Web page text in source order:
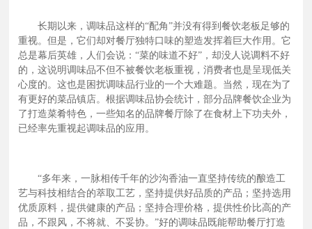
名的品牌餐厅除了在食材上下功夫外，已经率先重视起调味
品的应用。 “多年来，一脉相传千年的沙沟香油一直坚持传
统的酿造工艺与科技相结合的萃取工艺，坚持提供好品质的
产品；坚持选用优质原料，提供健康的产品；坚持合理价
格，提供性价比高的产品，不跟风，不将就、不妥协。”好
的调味品既能帮助餐厅打造独特的菜品和口味，形成差异化
竞争优势，又能保持出品稳定，重视调味品未来势必将成为
真正产生这样的需求？“因为被需要，所以存在”。菜点讲究
“色香味”，调料无疑起了相当关键的作用。中国餐饮业年营
业额已突破万亿大关，餐饮业年增长率在15％左右．其中调
长期以来，调味品这样的“配角”并没有得到餐饮老板足够的
重视。但是，它们却对餐厅独特口味的塑造发挥着巨大作用。它
总是幕后英雄，人们会说：“菜的味道不好”，却没人说调料不好
的，这说明调味品不但不被餐饮老板重视，消费者也是呈现低关
心度的。这也是困扰调味品行业的一个大难题。当然，现在为了
有更好的菜品镇店。根据调味品协会统计，部分品牌餐饮企业为
了打造菜肴特色，一些知名的品牌餐厅除了在食材上下功夫外，
已经率先重视起调味品的应用。
“多年来，一脉相传千年的沙沟香油一直坚持传统的酿造工
艺与科技相结合的萃取工艺，坚持提供好品质的产品；坚持选用
优质原料，提供健康的产品；坚持合理价格，提供性价比高的产
品，不跟风，不将就、不妥协。”好的调味品既能帮助餐厅打造